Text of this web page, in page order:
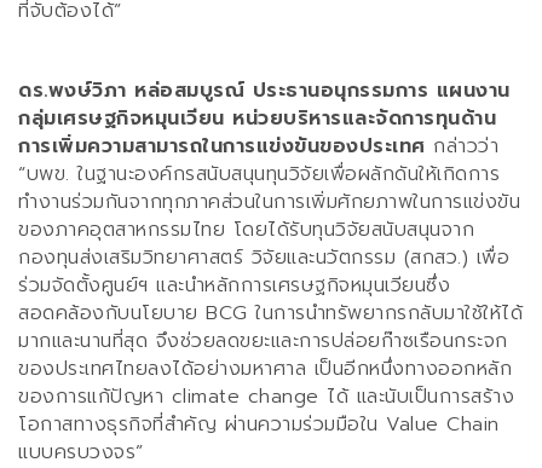
ที่จับต้องได้”
ดร.พงษ์วิภา หล่อสมบูรณ์ ประธานอนุกรรมการ แผนงาน
กลุ่มเศรษฐกิจหมุนเวียน หน่วยบริหารและจัดการทุนด้าน
การเพิ่มความสามารถในการแข่งขันของประเทศ กล่าวว่า
“บพข. ในฐานะองค์กรสนับสนุนทุนวิจัยเพื่อผลักดันให้เกิดการ
ทำงานร่วมกันจากทุกภาคส่วนในการเพิ่มศักยภาพในการแข่งขัน
ของภาคอุตสาหกรรมไทย โดยได้รับทุนวิจัยสนับสนุนจาก
กองทุนส่งเสริมวิทยาศาสตร์ วิจัยและนวัตกรรม (สกสว.) เพื่อ
ร่วมจัดตั้งศูนย์ฯ และนำหลักการเศรษฐกิจหมุนเวียนซึ่ง
สอดคล้องกับนโยบาย BCGในการนำทรัพยากรกลับมาใช้ให้ได้
มากและนานที่สุด จึงช่วยลดขยะและการปล่อยก๊าซเรือนกระจก
ของประเทศไทยลงได้อย่างมหาศาล เป็นอีกหนึ่งทางออกหลัก
ของการแก้ปัญหา climate change ได้ และนับเป็นการสร้าง
โอกาสทางธุรกิจที่สำคัญ ผ่านความร่วมมือใน Value Chain
แบบครบวงจร”